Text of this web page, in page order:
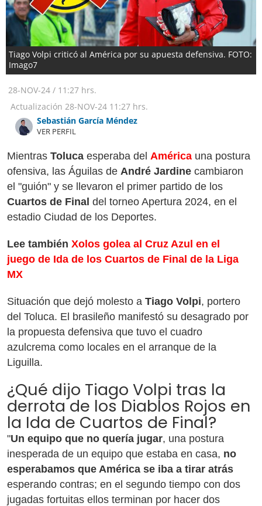
Tiago Volpi criticó al América por su apuesta defensiva. FOTO:
Imago7
28-NOV-24 / 11:27 hrs.
Actualización 28-NOV-24 11:27 hrs.
Sebastián García Méndez
VER PERFIL
Mientras Toluca esperaba del América una postura
ofensiva, las Águilas de André Jardine cambiaron
el "guión" y se llevaron el primer partido de los
Cuartos de Final del torneo Apertura 2024, en el
estadio Ciudad de los Deportes.
Lee también Xolos golea al Cruz Azul en el
juego de Ida de los Cuartos de Final de la Liga
MX
Situación que dejó molesto a Tiago Volpi, portero
del Toluca. El brasileño manifestó su desagrado por
la propuesta defensiva que tuvo el cuadro
azulcrema como locales en el arranque de la
Liguilla.
¿Qué dijo Tiago Volpi tras la
derrota de los Diablos Rojos en
la Ida de Cuartos de Final?
"Un equipo que no quería jugar, una postura
inesperada de un equipo que estaba en casa, no
esperabamos que América se iba a tirar atrás
esperando contras; en el segundo tiempo con dos
jugadas fortuitas ellos terminan por hacer dos